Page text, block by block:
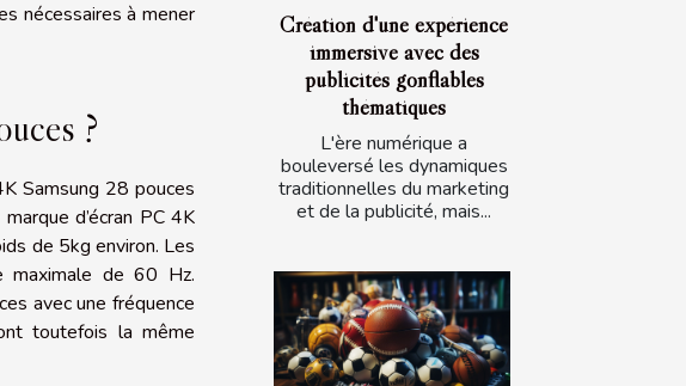
nécessaires à mener
?
Samsung 28 pouces
d’écran PC 4K
de 5kg environ. Les
maximale de 60 Hz.
avec une fréquence
toutefois la même
Création d'une expérience
immersive avec des
publicités gonflables
thématiques
L'ère numérique a
bouleversé les dynamiques
traditionnelles du marketing
et de la publicité, mais...